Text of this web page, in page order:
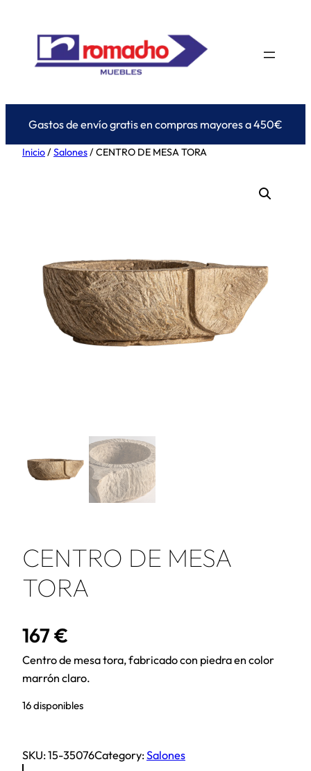
contenido
Gastos de envío gratis en compras mayores a 450€
Inicio/Salones/ CENTRO DE MESA TORA
CENTRO DE MESA
TORA
167€
Centro de mesa tora, fabricado con piedra en color
marrón claro.
16 disponibles
SKU:15-35076Category:Salones